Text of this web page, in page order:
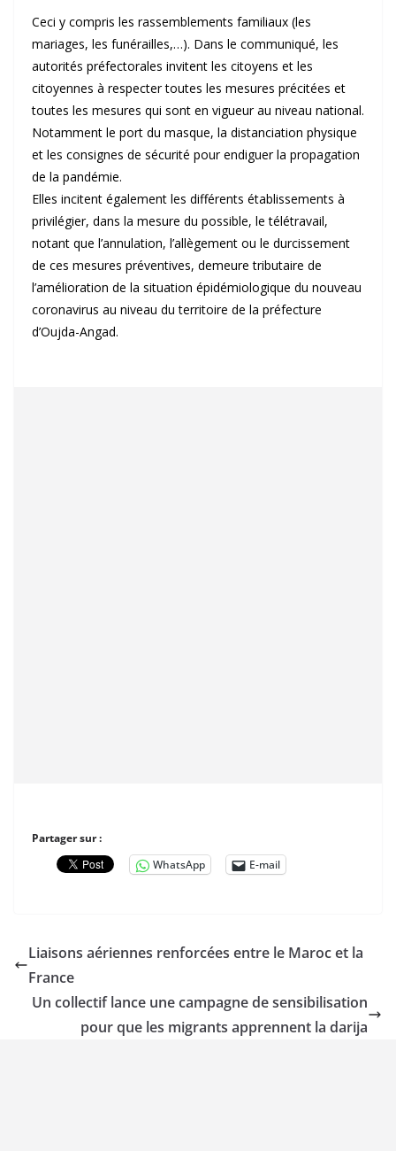
Ceci y compris les rassemblements familiaux (les
mariages, les funérailles,…). Dans le communiqué, les
autorités préfectorales invitent les citoyens et les
citoyennes à respecter toutes les mesures précitées et
toutes les mesures qui sont en vigueur au niveau national.
Notamment le port du masque, la distanciation physique
et les consignes de sécurité pour endiguer la propagation
de la pandémie.
Elles incitent également les différents établissements à
privilégier, dans la mesure du possible, le télétravail,
notant que l’annulation, l’allègement ou le durcissement
de ces mesures préventives, demeure tributaire de
l’amélioration de la situation épidémiologique du nouveau
coronavirus au niveau du territoire de la préfecture
d’Oujda-Angad.
Partager sur :
WhatsApp
E-mail
Liaisons aériennes renforcées entre le Maroc et la
France
Un collectif lance une campagne de sensibilisation
pour que les migrants apprennent la darija